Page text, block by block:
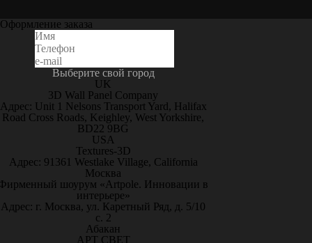
Оформление заказа
Выберите свой город
UK
3D Wall Panel Company
Адрес: Unit 1 Nelsons Transport Yard, Halifax
Road Cross Roads, Keighley, West Yorkshire,
BD22 9BG
USA
Textures-3D
Адрес: 91361 Westlake Village, California
Москва
шоурум «Artpole. Инновации в
интерьере»
Адрес: г. Москва, ул. Каретный Ряд, д. 5/10
с. 2
Абакан
АРТ СВЕТ